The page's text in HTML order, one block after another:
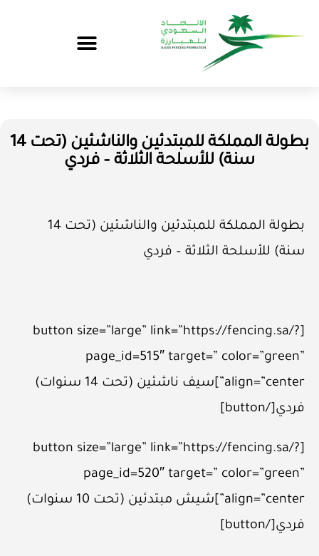
بطولة المملكة للمبتدئين والناشئين (تحت 14
سنة) للأسلحة الثلاثة – فردي
بطولة المملكة للمبتدئين والناشئين (تحت 14
سنة) للأسلحة الثلاثة – فردي
[button size=”large” link=”https://fencing.sa/?
page_id=515″ target=” color=”green”
align=”center”]سيف ناشئين (تحت 14 سنوات)
فردي[/button]
[button size=”large” link=”https://fencing.sa/?
page_id=520″ target=” color=”green”
align=”center”]شيش مبتدئين (تحت 10 سنوات)
فردي[/button]